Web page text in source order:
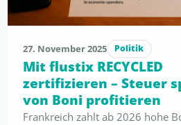
27. November 2025 Politik
Mit flustix RECYCLED
zertifizieren – Steuer
von Boni profitieren
Frankreich zahlt ab 2026 hohe